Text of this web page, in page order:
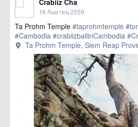
Crabiiz Cha
16 กันยายน 2559
Ta Prohm Temple #taprohmtemple
#Cambodia #crabiizballinCambodia
Ta Prohm Temple, Siem Reap